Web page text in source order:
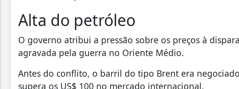
Alta do petróleo
O governo atribui a pressão sobre os preços à
agravada pela guerra no Oriente Médio.
Antes do conflito, o barril do tipo Brent era
supera os US$ 100 no mercado internacional.